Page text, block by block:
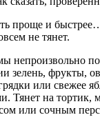
проще и
не тянет.
непроизвольно
зелень, фрукты,
или свежее
Тянет на тортик,
или сочным